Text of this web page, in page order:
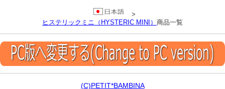
>
ヒステリックミニ（HYSTERIC MINI） 商品一覧
(C)PETIT*BAMBINA